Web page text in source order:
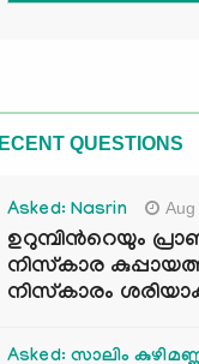
QUESTIONS
Asked: Nasrin Aug
ഉറുമ്പിന്‍റെയും
നിസ്കാര
നിസ്കാരം
Asked: സാലിം